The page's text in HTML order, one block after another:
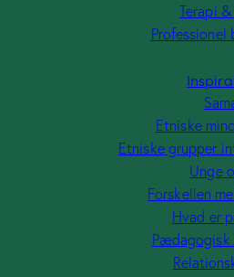
Terapi
Professionel
Etniske
Etniske grupper
Unge
Forskellen
Hvad er
do eiusm
do eiusm
atque corrupti quos dolores et